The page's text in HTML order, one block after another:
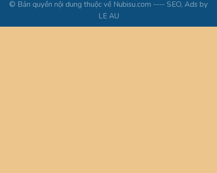
© Bản quyền nội dung thuộc về Nubisu.com ---- SEO, Ads by
LE AU